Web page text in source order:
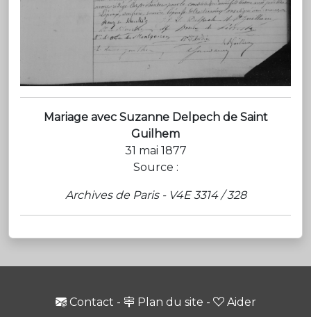
Mariage avec Suzanne Delpech de Saint
Guilhem
31 mai 1877
Source :
Archives de Paris - V4E 3314 / 328
Contact - Plan du site - Aider